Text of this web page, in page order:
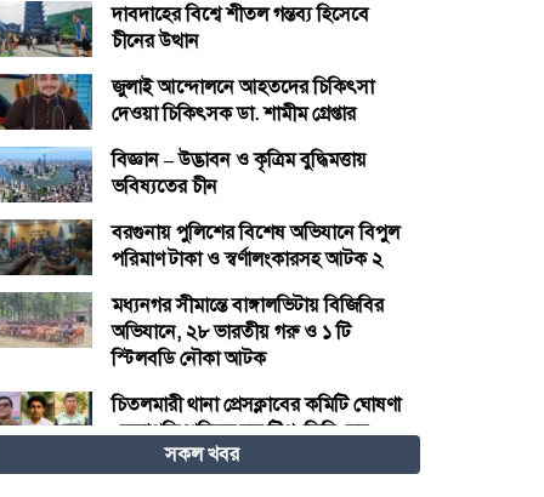
দাবদাহের বিশ্বে শীতল গন্তব্য হিসেবে
চীনের উত্থান
জুলাই আন্দোলনে আহতদের চিকিৎসা
দেওয়া চিকিৎসক ডা. শামীম গ্রেপ্তার
বিজ্ঞান – উদ্ভাবন ও কৃত্রিম বুদ্ধিমত্তায়
ভবিষ্যতের চীন
বরগুনায় পুলিশের বিশেষ অভিযানে বিপুল
পরিমাণ টাকা ও স্বর্ণালংকারসহ আটক ২
মধ্যনগর সীমান্তে বাঙ্গালভিটায় বিজিবির
অভিযানে, ২৮ ভারতীয় গরু ও ১ টি
স্টিলবডি নৌকা আটক
চিতলমারী থানা প্রেসক্লাবের কমিটি ঘোষণা
: সভাপতি শহিদুল হক টিপু, সিনি: সহ
সভাপতি মো: আজাদ খান, সাধারণ
সকল খবর